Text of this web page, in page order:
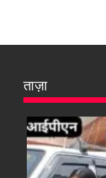
ताज़ा